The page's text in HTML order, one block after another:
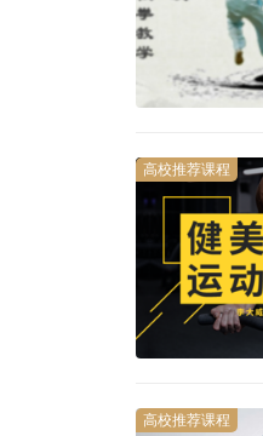
高校推荐课程
高校推荐课程